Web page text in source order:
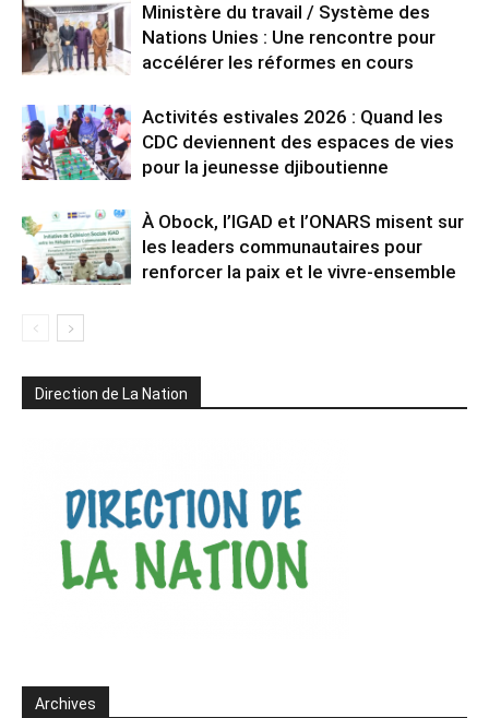
Ministère du travail / Système des
Nations Unies : Une rencontre pour
accélérer les réformes en cours
Activités estivales 2026 : Quand les
CDC deviennent des espaces de vies
pour la jeunesse djiboutienne
À Obock, l’IGAD et l’ONARS misent sur
les leaders communautaires pour
renforcer la paix et le vivre-ensemble
Direction de La Nation
Archives